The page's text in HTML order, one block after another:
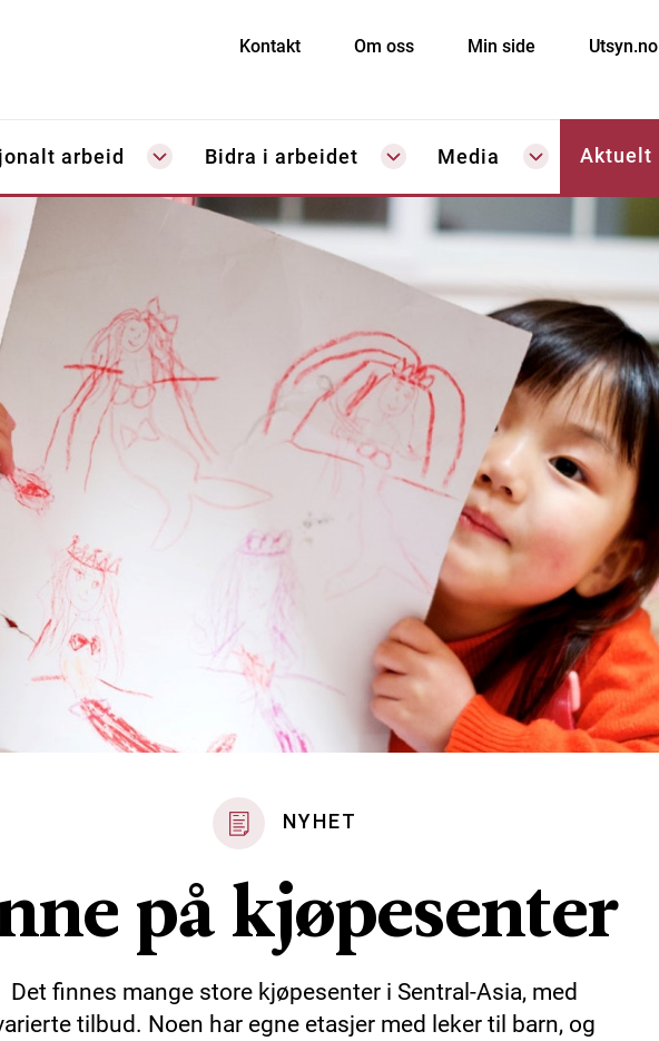
Kontakt Om oss Min side Utsyn.no
arbeid Bidra i arbeidet Media Aktuelt
NYHET
på kjøpesenter
Det finnes mange store kjøpesenter i Sentral-Asia, med
tilbud. Noen har egne etasjer med leker til barn, og